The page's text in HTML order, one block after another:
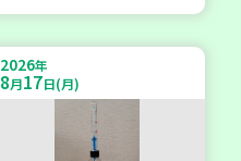
2026年
8月17日(月)